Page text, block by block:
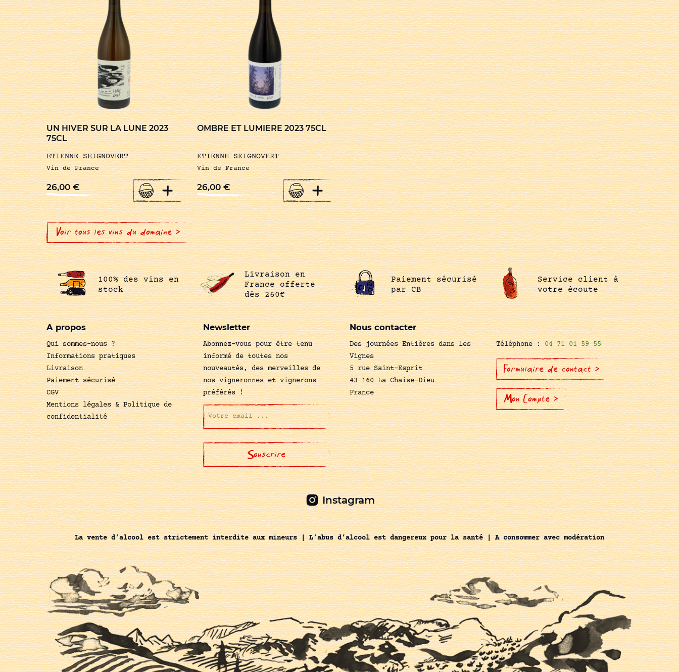
UN HIVER SUR LA LUNE 2023
75CL
ETIENNE SEIGNOVERT
Vin de France
26,00€ +
OMBRE ET LUMIERE 2023 75CL
ETIENNE SEIGNOVERT
Vin de France
26,00€ +
Voir tous les vins du domaine >
100% des vins en
stock
Livraison en
France offerte
dès 260€
Paiement sécurisé
par CB
Service client à
votre écoute
A propos
Qui sommes-nous ?
Informations pratiques
Livraison
Paiement sécurisé
CGV
Mentions légales & Politique de
confidentialité
Newsletter
Abonnez-vous pour être tenu
informé de toutes nos
nouveautés, des merveilles de
nos vigneronnes et vignerons
préférés !
Nous contacter
Des journées Entières dans les
Vignes
5 rue Saint-Esprit
43 160 La Chaise-Dieu
France
Téléphone :04 71 01 59 55
Formulaire de contact >
Mon Compte >
Instagram
La vente d’alcool est strictement interdite aux mineurs | L’abus d’alcool est dangereux pour la santé | A consommer avec modération